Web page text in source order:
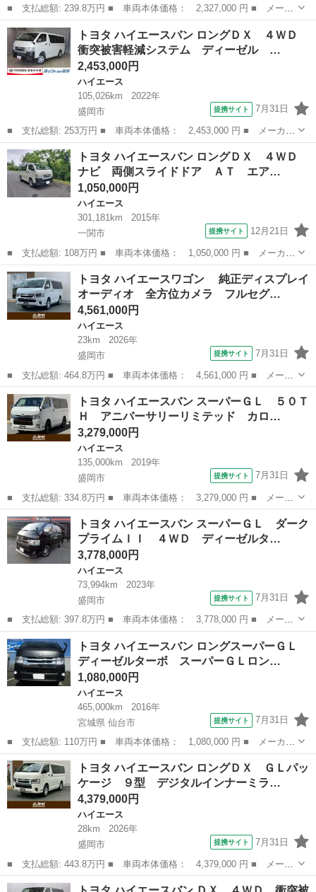
■ 支払総額: 239.8万円 ■ 車両本体価格： 2,327,000 円 ■ メーカ
ー名： トヨタ ■ 車種名： ハイエースワゴン ■ グレード名：
ＧＬ ベッドキット 社外フロントエアロ ローダウン ＳＤナビ
フルセグ...
岩手 盛岡市 ハイエース
トヨタ ハイエースバン ロングＤＸ ４ＷＤ
衝突被害軽減システム ディーゼル …
2,453,000円
ハイエース
105,026km
2022年
盛岡市
提携サイト 7月31日
■ 支払総額: 253万円 ■ 車両本体価格： 2,453,000 円 ■ メーカー
名： トヨタ ■ 車種名： ハイエースバン ■ グレード名： ロン
グＤＸ ４ＷＤ 衝突被害軽減システム ディーゼル メモリーナ
ビ バックカ...
岩手 盛岡市 ハイエース
トヨタ ハイエースバン ロングＤＸ ４ＷＤ
ナビ 両側スライドドア ＡＴ エア…
1,050,000円
ハイエース
301,181km
2015年
一関市
提携サイト 12月21日
■ 支払総額: 108万円 ■ 車両本体価格： 1,050,000 円 ■ メーカー
名： トヨタ ■ 車種名： ハイエースバン ■ グレード名： ロン
グＤＸ ４ＷＤ ナビ 両側スライドドア ＡＴ エアコン パワー
ウィンドウ...
岩手 一関市 ハイエース
トヨタ ハイエースワゴン 純正ディスプレイ
オーディオ 全方位カメラ フルセグ…
4,561,000円
ハイエース
23km
2026年
盛岡市
提携サイト 7月31日
■ 支払総額: 464.8万円 ■ 車両本体価格： 4,561,000 円 ■ メーカ
ー名： トヨタ ■ 車種名： ハイエースワゴン ■ グレード
名： 純正ディスプレイオーディオ 全方位カメラ フルセグＴ
Ｖ 寒冷地仕様 ...
岩手 盛岡市 ハイエース
トヨタ ハイエースバン スーパーＧＬ ５０Ｔ
Ｈ アニバーサリーリミテッド カロ…
3,279,000円
ハイエース
135,000km
2019年
盛岡市
提携サイト 7月31日
■ 支払総額: 334.8万円 ■ 車両本体価格： 3,279,000 円 ■ メーカ
ー名： トヨタ ■ 車種名： ハイエースバン ■ グレード名： ス
ーパーＧＬ ５０ＴＨ アニバーサリーリミテッド カロッツェリア
メモリー...
岩手 盛岡市 ハイエース
トヨタ ハイエースバン スーパーＧＬ ダーク
プライムＩＩ ４ＷＤ ディーゼルタ…
3,778,000円
ハイエース
73,994km
2023年
盛岡市
提携サイト 7月31日
■ 支払総額: 397.8万円 ■ 車両本体価格： 3,778,000 円 ■ メーカ
ー名： トヨタ ■ 車種名： ハイエースバン ■ グレード名： ス
ーパーＧＬ ダークプライムＩＩ ４ＷＤ ディーゼルターボ １オ
ーナー ...
岩手 盛岡市 ハイエース
トヨタ ハイエースバン ロングスーパーＧＬ
ディーゼルターボ スーパーＧＬロン…
1,080,000円
ハイエース
465,000km
2016年
宮城県 仙台市
提携サイト 7月31日
■ 支払総額: 110万円 ■ 車両本体価格： 1,080,000 円 ■ メーカー
名： トヨタ ■ 車種名： ハイエースバン ■ グレード名： ロン
グスーパーＧＬ ディーゼルターボ スーパーＧＬロング 電格ミラ
ー ＥＴＣ...
宮城 仙台市 ハイエース
トヨタ ハイエースバン ロングＤＸ ＧＬパッ
ケージ ９型 デジタルインナーミラ…
4,379,000円
ハイエース
28km
2026年
盛岡市
提携サイト 7月31日
■ 支払総額: 443.8万円 ■ 車両本体価格： 4,379,000 円 ■ メーカ
ー名： トヨタ ■ 車種名： ハイエースバン ■ グレード名： ロ
岩手 盛岡市 ハイエース